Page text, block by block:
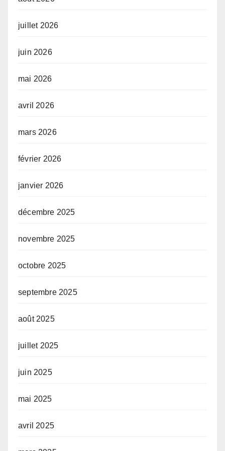
juillet 2026
juin 2026
mai 2026
avril 2026
mars 2026
février 2026
janvier 2026
décembre 2025
novembre 2025
octobre 2025
septembre 2025
août 2025
juillet 2025
juin 2025
mai 2025
avril 2025